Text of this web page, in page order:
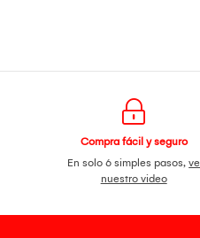
Compra fácil y seguro
En solo 6 simples pasos,ve
nuestro video